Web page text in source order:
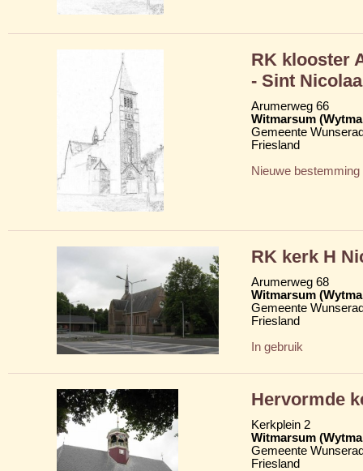
RK klooster
- Sint
Arumerweg 66
Witmarsum
Gemeente
Friesland
Nieuwe bestemming
RK kerk H
Arumerweg 68
Witmarsum
Gemeente
Friesland
In gebruik
Hervormde
Kerkplein 2
Witmarsum
Gemeente
Friesland